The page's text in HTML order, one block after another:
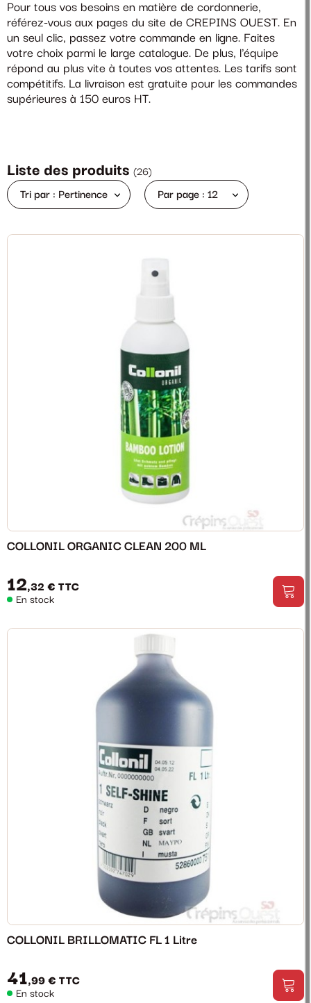
Pour tous vos besoins en matière de cordonnerie,
référez-vous aux pages du site de CREPINS OUEST. En
un seul clic, passez votre commande en ligne. Faites
votre choix parmi le large catalogue. De plus, l'équipe
répond au plus vite à toutes vos attentes. Les tarifs sont
compétitifs. La livraison est gratuite pour les commandes
supérieures à 150 euros HT.
Liste des produits (26)
Tri par : Pertinence Par page : 12
COLLONIL ORGANIC CLEAN 200 ML
12,32 € TTC
En stock
COLLONIL BRILLOMATIC FL 1 Litre
41,99 € TTC
En stock